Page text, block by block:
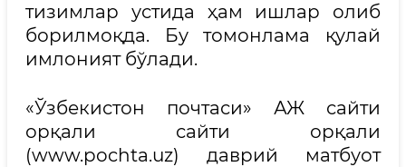
тизимлар устида ҳам ишлар олиб
борилмоқда. Бу томонлама қулай
имлоният бўлади.
«Ўзбекистон почтаси» АЖ сайти
орқали сайти орқали
(www.pochta.uz) даврий матбуот